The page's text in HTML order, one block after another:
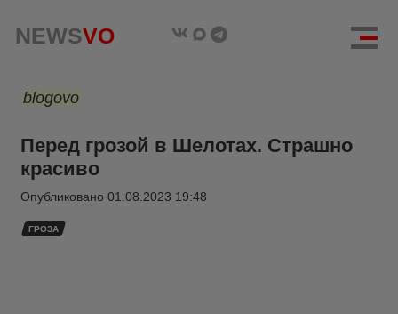
NEWSVO
blogovo
Перед грозой в Шелотах. Страшно
красиво
Опубликовано 01.08.2023 19:48
ГРОЗА